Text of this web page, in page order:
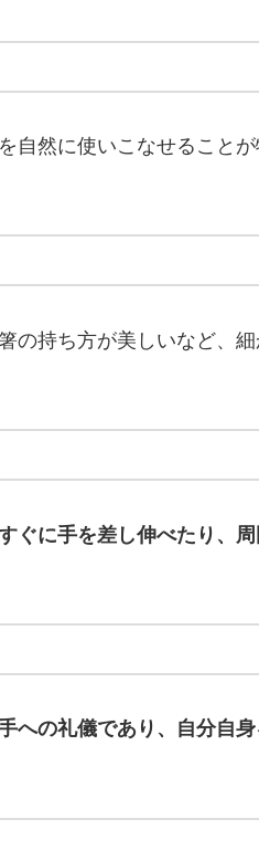
然に使いこなせることが
の持ち方が美しいなど、
ぐに手を差し伸べたり、
への礼儀であり、自分自